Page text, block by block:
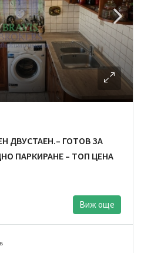
ДВУСТАЕН.– ГОТОВ ЗА
ПАРКИРАНЕ – ТОП ЦЕНА
Виж още